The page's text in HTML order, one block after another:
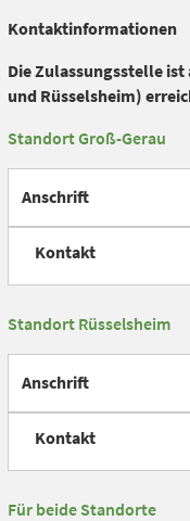
Kontaktinformationen
Die Zulassungsstelle
und Rüsselsheim)
Standort Groß-Gerau
Anschrift
Kontakt
Standort Rüsselsheim
Anschrift
Kontakt
Für beide Standorte